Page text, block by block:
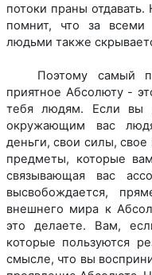
потоки праны
помнит, что за
людьми также
Поэтому самый
приятное Абсолюту -
тебя людям. Если вы
окружающим вас
деньги, свои силы,
предметы, которые
связывающая вас
высвобождается,
внешнего мира к
это делаете. Вам,
которые пользуются
смысле, что вы